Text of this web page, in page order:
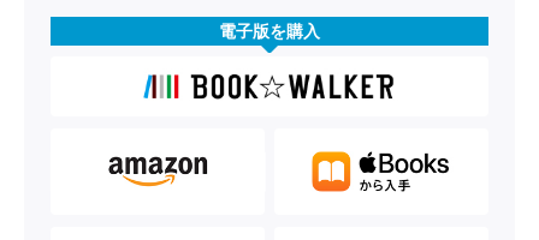
電子版を購入